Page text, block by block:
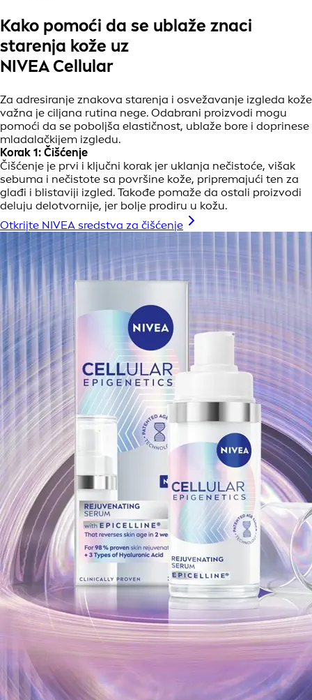
Kako pomoći da se ublaže znaci
starenja kože uz
NIVEA Cellular
Za adresiranje znakova starenja i osvežavanje izgleda kože
važna je ciljana rutina nege. Odabrani proizvodi mogu
pomoći da se poboljša elastičnost, ublaže bore i doprinese
mladalačkijem izgledu.
Korak 1: Čišćenje
Čišćenje je prvi i ključni korak jer uklanja nečistoće, višak
sebuma i nečistote sa površine kože, pripremajući ten za
glađi i blistaviji izgled. Takođe pomaže da ostali proizvodi
deluju delotvornije, jer bolje prodiru u kožu.
Otkrijte NIVEA sredstva za čišćenje